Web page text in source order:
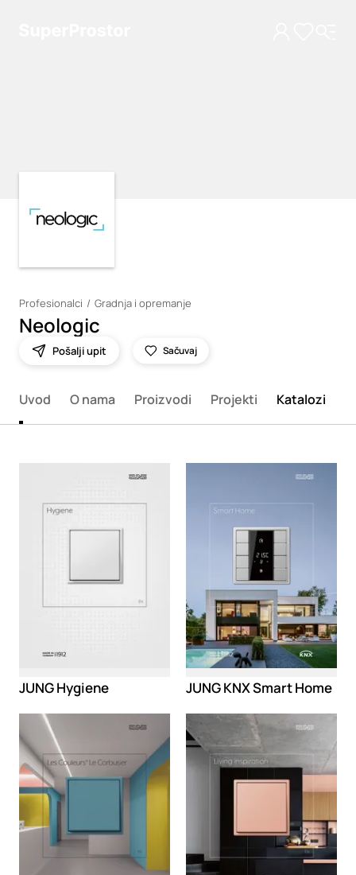
Profesionalci Gradnja i opremanje
Neologic
Pošalji upit Sačuvaj
Uvod O nama Proizvodi Projekti Katalozi
JUNG Hygiene JUNG KNX Smart Home
Loading Loading